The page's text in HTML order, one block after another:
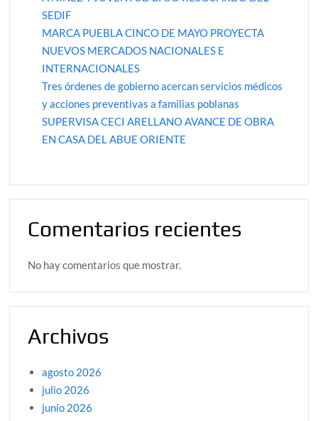
SEDIF
MARCA PUEBLA CINCO DE MAYO PROYECTA
NUEVOS MERCADOS NACIONALES E
INTERNACIONALES
Tres órdenes de gobierno acercan servicios médicos
y acciones preventivas a familias poblanas
SUPERVISA CECI ARELLANO AVANCE DE OBRA
EN CASA DEL ABUE ORIENTE
Comentarios recientes
No hay comentarios que mostrar.
Archivos
agosto 2026
julio 2026
junio 2026